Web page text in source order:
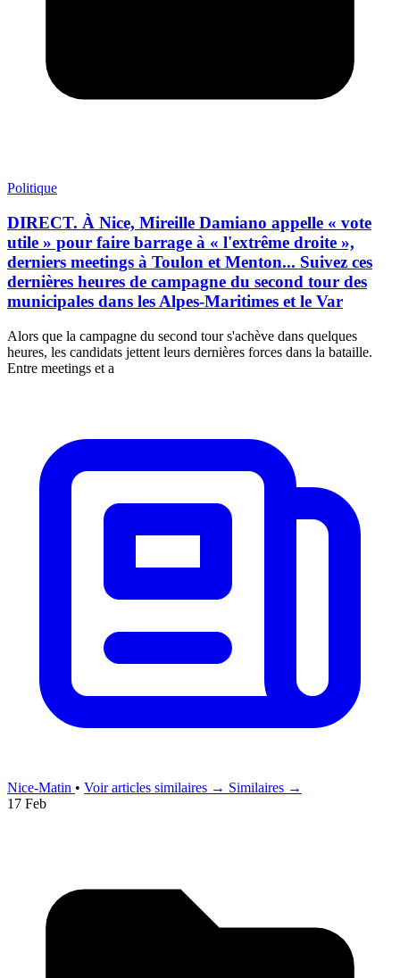
Politique
DIRECT. À Nice, Mireille Damiano appelle « vote
utile » pour faire barrage à « l'extrême droite »,
derniers meetings à Toulon et Menton... Suivez ces
dernières heures de campagne du second tour des
municipales dans les Alpes-Maritimes et le Var
Alors que la campagne du second tour s'achève dans quelques
heures, les candidats jettent leurs dernières forces dans la bataille.
Entre meetings et a
Nice-Matin • Voir articles similaires → Similaires →
17 Feb